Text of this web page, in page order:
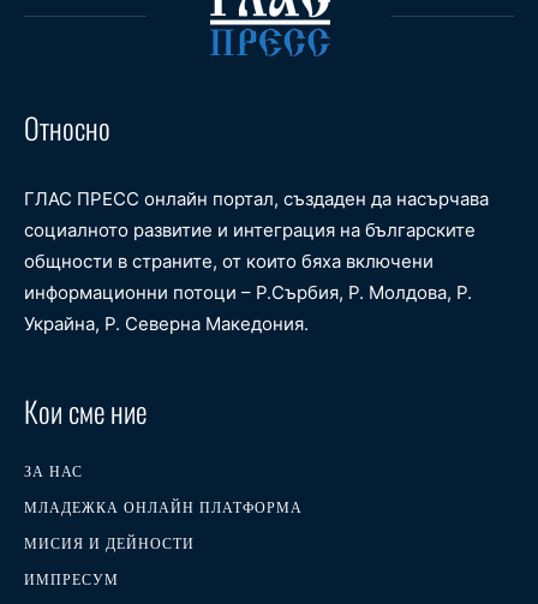
Относно
ГЛАС ПРЕСС онлайн портал, създаден да насърчава
социалното развитие и интеграция на българските
общности в страните, от които бяха включени
информационни потоци – Р.Сърбия, Р. Молдова, Р.
Украйна, Р. Северна Македония.
Кои сме ние
ЗА НАС
МЛАДЕЖКА ОНЛАЙН ПЛАТФОРМА
МИСИЯ И ДЕЙНОСТИ
ИМПРЕСУМ